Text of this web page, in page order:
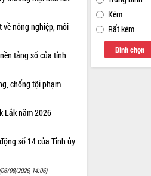
nông nghiệp, môi
tảng số của tỉnh
chống tội phạm
Lắk năm 2026
số 14 của Tỉnh ủy
(06/08/2026, 14:06)
Kém
Rất kém
Bình chọn